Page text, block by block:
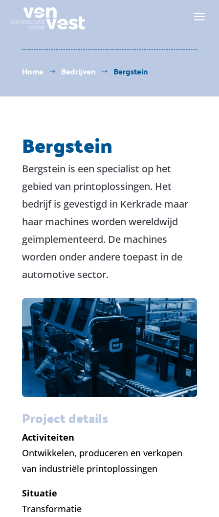
a
Home $ Bedrijven $ Bergstein
Bergstein
Bergstein is een specialist op het
gebied van printoplossingen. Het
bedrijf is gevestigd in Kerkrade maar
haar machines worden wereldwijd
geïmplementeerd. De machines
worden onder andere toepast in de
automotive sector.
Project details
Activiteiten
Ontwikkelen, produceren en verkopen
van industriële printoplossingen
Situatie
Transformatie